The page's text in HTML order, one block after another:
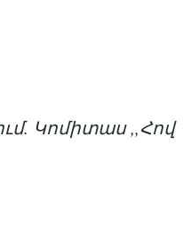
Կոմիտաս ,,Հով